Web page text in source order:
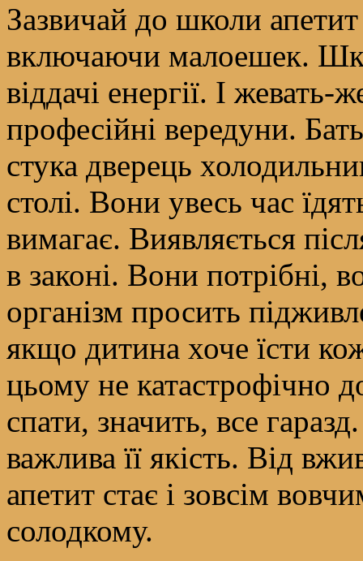
Зазвичай до школи апетит
включаючи малоешек.
віддачі енергії. І
професійні вередуни.
стука дверець
столі. Вони увесь час
вимагає. Виявляється
в законі. Вони потрібні,
організм просить
якщо дитина хоче їсти
цьому не катастрофічно
спати, значить, все
важлива її якість. Від
апетит стає і зовсім
солодкому.